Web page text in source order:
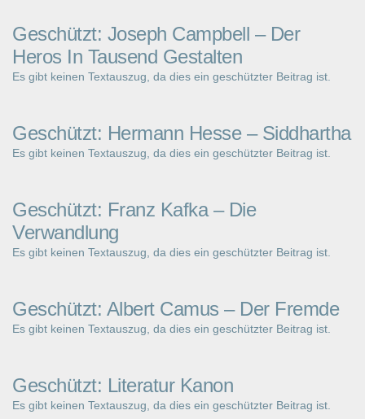
Geschützt: Joseph Campbell – Der
Heros In Tausend Gestalten
Es gibt keinen Textauszug, da dies ein geschützter Beitrag ist.
Geschützt: Hermann Hesse – Siddhartha
Es gibt keinen Textauszug, da dies ein geschützter Beitrag ist.
Geschützt: Franz Kafka – Die
Verwandlung
Es gibt keinen Textauszug, da dies ein geschützter Beitrag ist.
Geschützt: Albert Camus – Der Fremde
Es gibt keinen Textauszug, da dies ein geschützter Beitrag ist.
Geschützt: Literatur Kanon
Es gibt keinen Textauszug, da dies ein geschützter Beitrag ist.